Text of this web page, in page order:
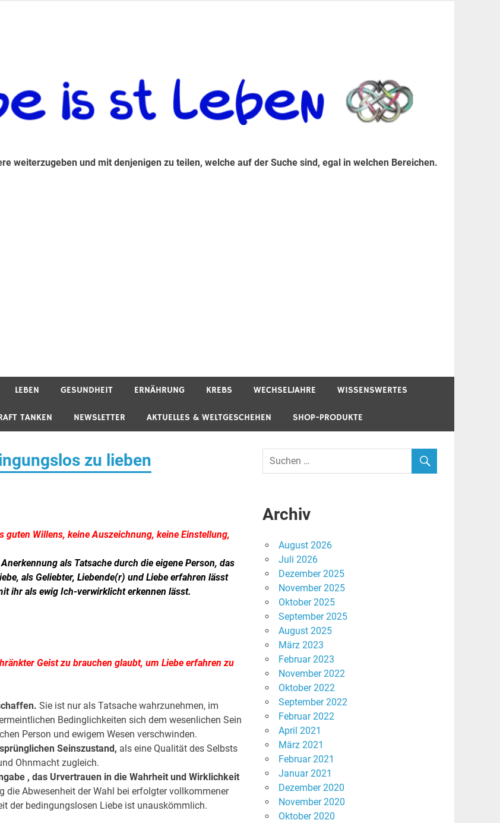
weiterzugeben und mit denjenigen zu teilen, welche auf der Suche sind, egal in welchen Bereichen.
LEBEN GESUNDHEIT ERNÄHRUNG KREBS WECHSELJAHRE WISSENSWERTES
TANKEN NEWSLETTER AKTUELLES & WELTGESCHEHEN SHOP-PRODUKTE
zu lieben
Willens, keine Auszeichnung, keine Einstellung,
als Tatsache durch die eigene Person, das
als Geliebter, Liebende(r) und Liebe erfahren lässt
ihr als ewig Ich-verwirklicht erkennen lässt.
Geist zu brauchen glaubt, um Liebe erfahren zu
Sie ist nur als Tatsache wahrzunehmen, im
Bedinglichkeiten sich dem wesenlichen Sein
Person und ewigem Wesen verschwinden.
Seinszustand, als eine Qualität des Selbsts
Ohnmacht zugleich.
, das Urvertrauen in die Wahrheit und Wirklichkeit
die Abwesenheit der Wahl bei erfolgter vollkommener
der bedingungslosen Liebe ist unauskömmlich.
Archiv
August 2026
Juli 2026
Dezember 2025
November 2025
Oktober 2025
September 2025
August 2025
März 2023
Februar 2023
November 2022
Oktober 2022
September 2022
Februar 2022
April 2021
März 2021
Februar 2021
Januar 2021
Dezember 2020
November 2020
Oktober 2020